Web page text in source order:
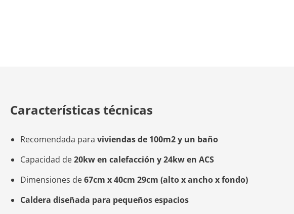
Características técnicas
Recomendada para viviendas de 100m2 y un baño
Capacidad de20kw en calefacción y 24kw en ACS
Dimensiones de67cm x 40cm 29cm (alto x ancho x fondo)
Caldera diseñada para pequeños espacios